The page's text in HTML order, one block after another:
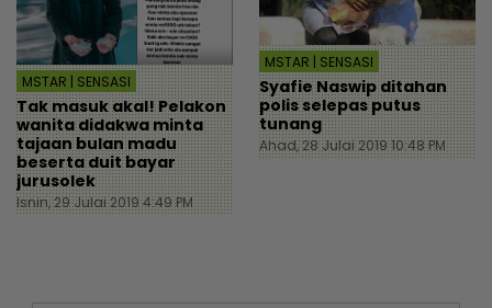
MSTAR | SENSASI
Tak masuk akal! Pelakon
wanita didakwa minta
tajaan bulan madu
beserta duit bayar
jurusolek
Isnin, 29 Julai 2019 4:49 PM
MSTAR | SENSASI
Syafie Naswip ditahan
polis selepas putus
tunang
Ahad, 28 Julai 2019 10:48 PM